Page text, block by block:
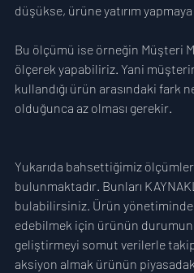
düşükse, ürüne yatırım
Bu ölçümü ise örneğin Müşteri
ölçerek yapabiliriz. Yani
kullandığı ürün arasındaki fark
olduğunca az olması gerekir.
Yukarıda bahsettiğimiz
bulunmaktadır. Bunları
bulabilirsiniz. Ürün
edebilmek için ürünün
geliştirmeyi somut verilerle
aksiyon almak ürünün